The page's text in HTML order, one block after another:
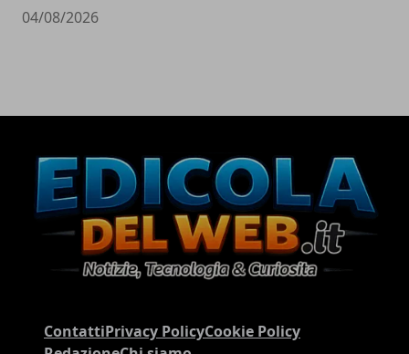
04/08/2026
ContattiPrivacy PolicyCookie Policy